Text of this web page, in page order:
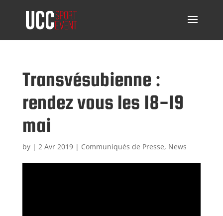
Transvésubienne :
rendez vous les 18-19
mai
by | 2 Avr 2019| Communiqués de Presse, News